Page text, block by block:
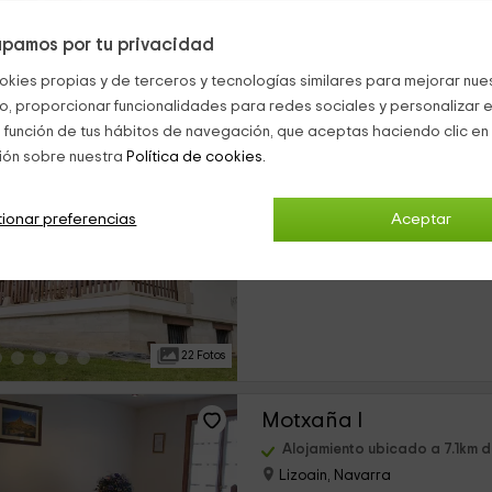
por tu privacidad
propias y de terceros y tecnologías similares para mejorar
proporcionar funcionalidades para redes sociales y personalizar
de tus hábitos de navegación, que aceptas haciendo clic
sobre nuestra Política de cookies.
Aceptar
preferencias
22 Fotos
Vivienda rural Casa
0 opiniones
Motxaña I
Alojamiento ubicado a 7.1km
Lizoain, Navarra